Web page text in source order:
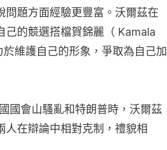
題方面經驗更豐富。沃爾茲在
己的競選搭檔賀錦麗（ Kamala
維護自己的形象，爭取為自己加
國會山騷亂和特朗普時，沃爾茲
人在辯論中相對克制，禮貌相